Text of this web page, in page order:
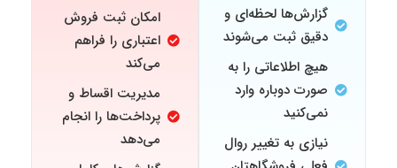
گزارش‌ها لحظه‌ای و
دقیق ثبت می‌شوند
هیچ اطلاعاتی را به
صورت دوباره وارد
نمی‌کنید
نیازی به تغییر روال
امکان ثبت فروش
اعتباری را فراهم
می‌کند
مدیریت اقساط و
پرداخت‌ها را انجام
می‌دهد